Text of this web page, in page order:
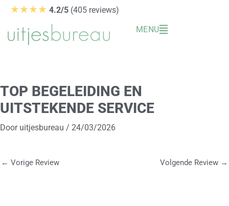
de
★★★★ 4.2/5 (405 reviews)
MENU
TOP BEGELEIDING EN
UITSTEKENDE SERVICE
Door uitjesbureau / 24/03/2026
← Vorige Review Volgende Review →